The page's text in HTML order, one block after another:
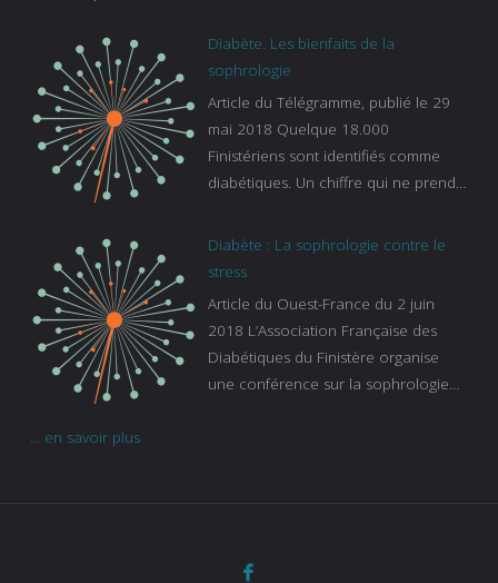
bleu :
https://www.francebleu.fr/emissions/l
sur-le-sommeil
Diabète. Les bienfaits de la
sophrologie
Article du Télégramme, publié le 29
mai 2018 Quelque 18.000
Finistériens sont identifiés comme
diabétiques. Un chiffre qui ne prend
s’ignorent. « C’est une pathologie qui
continue à augmenter, souligne
de la Caisse primaire d’assurance-
maladie. C’est aussi une pathologie
qui peut être handicapante et coûte
cher quand on sait que 37 % des
Diabète : La sophrologie contre le
stress
Article du Ouest-France du 2 juin
2018 L’Association Française des
Diabétiques du Finistère organise
une conférence sur la sophrologie
... en savoir plus